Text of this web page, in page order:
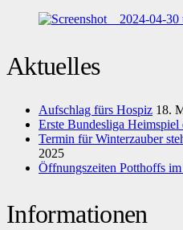
Aktuelles
Aufschlag fürs Hospiz 18.
Erste Bundesliga Heimspiel
Termin für Winterzauber
2025
Öffnungszeiten Potthoffs
Informationen